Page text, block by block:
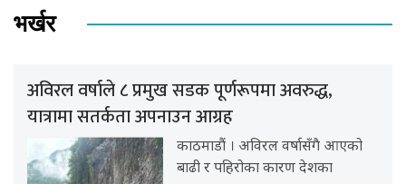
भर्खर
अविरल वर्षाले ८ प्रमुख सडक पूर्णरूपमा अवरुद्ध,
यात्रामा सतर्कता अपनाउन आग्रह
काठमाडौं । अविरल वर्षासँगै आएको
बाढी र पहिरोका कारण देशका